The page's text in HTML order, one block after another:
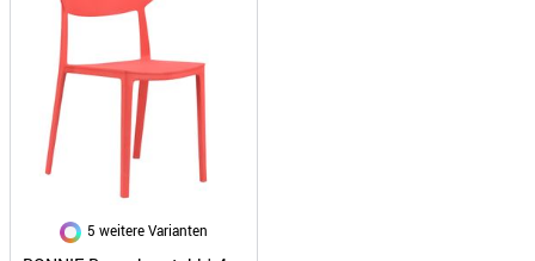
5 weitere Varianten